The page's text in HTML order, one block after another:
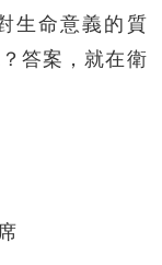
生命意義的質
答案，就在衛